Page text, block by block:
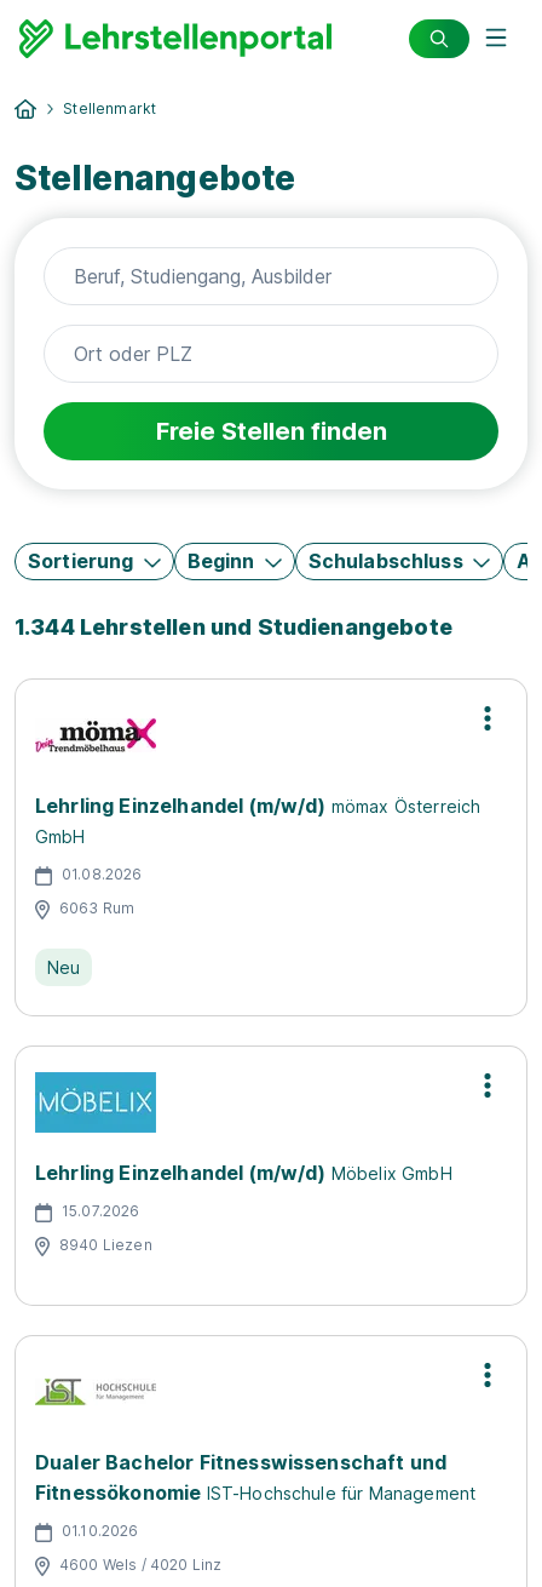
Stellenmarkt
Stellenangebote
Freie Stellen finden
Sortierung Beginn Schulabschluss
1.344 Lehrstellen und Studienangebote
Lehrling Einzelhandel (m/w/d) mömax Österreich
GmbH
01.08.2026
6063 Rum
Neu
Lehrling Einzelhandel (m/w/d) Möbelix GmbH
15.07.2026
8940 Liezen
Dualer Bachelor Fitnesswissenschaft und
Fitnessökonomie IST-Hochschule für Management
01.10.2026
4600 Wels / 4020 Linz